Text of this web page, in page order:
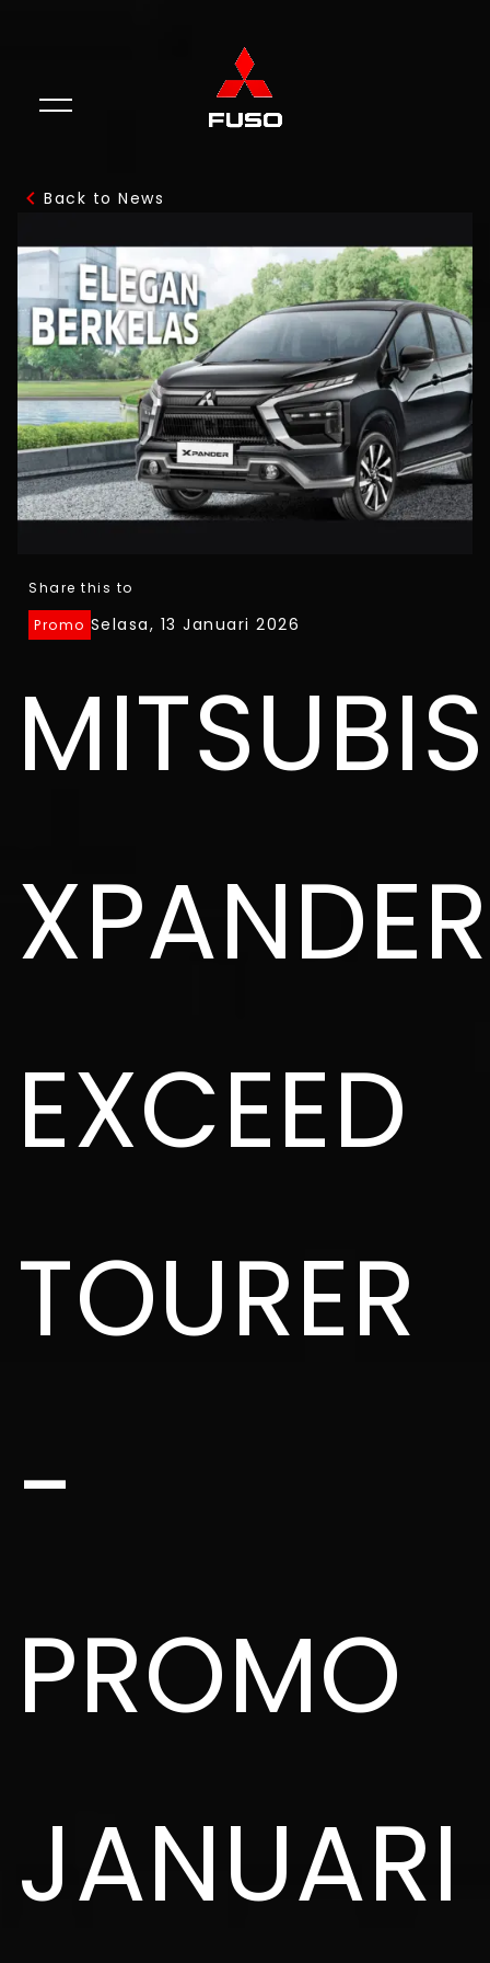
Back to News
Share this to
Promo Selasa, 13 Januari 2026
XPANDER
EXCEED
TOURER
-
PROMO
JANUARI